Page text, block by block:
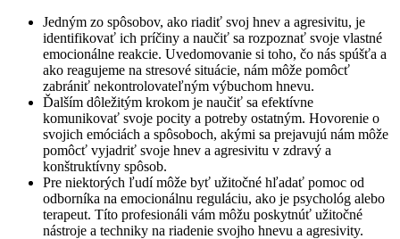
Jedným zo spôsobov, ako riadiť svoj hnev a agresivitu, je
identifikovať ich príčiny a naučiť sa rozpoznať svoje vlastné
emocionálne reakcie. Uvedomovanie si toho, čo nás spúšťa a
ako reagujeme na stresové situácie, nám môže pomôcť
zabrániť nekontrolovateľným výbuchom hnevu.
Ďalším dôležitým krokom je naučiť sa efektívne
komunikovať svoje pocity a potreby ostatným. Hovorenie o
svojich emóciách a spôsoboch, akými sa prejavujú nám môže
pomôcť vyjadriť svoje hnev a agresivitu v zdravý a
konštruktívny spôsob.
Pre niektorých ľudí môže byť užitočné hľadať pomoc od
odborníka na emocionálnu reguláciu, ako je psychológ alebo
terapeut. Títo profesionáli vám môžu poskytnúť užitočné
nástroje a techniky na riadenie svojho hnevu a agresivity.